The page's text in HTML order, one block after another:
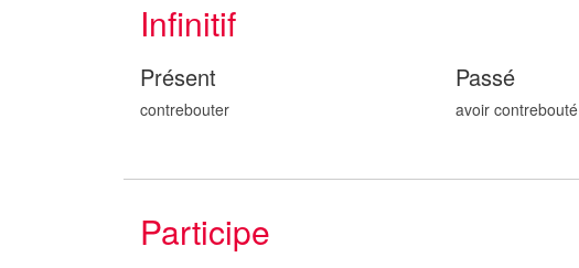
Infinitif
Présent
contrebouter
Passé
avoir contrebouté
Participe